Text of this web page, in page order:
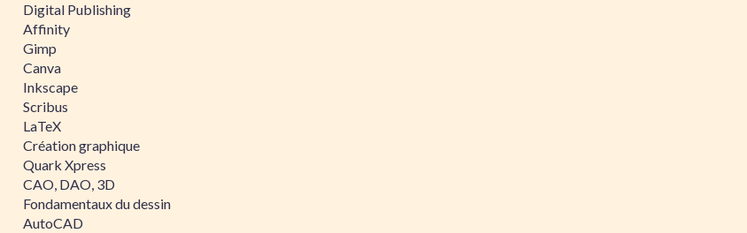
Digital Publishing
Affinity
Gimp
Canva
Inkscape
Scribus
LaTeX
Création graphique
Quark Xpress
CAO, DAO, 3D
Fondamentaux du dessin
AutoCAD